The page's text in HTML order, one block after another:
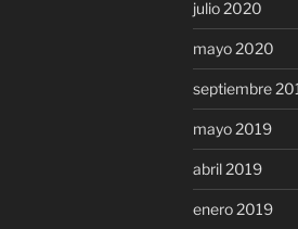
julio 2020
mayo 2020
septiembre
mayo 2019
abril 2019
enero 2019